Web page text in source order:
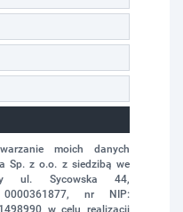
moich danych
Sp. z o.o. z siedzibą we
ul. Sycowska 44,
nr NIP: